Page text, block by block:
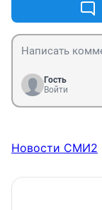
Гость
Войти
Новости СМИ2